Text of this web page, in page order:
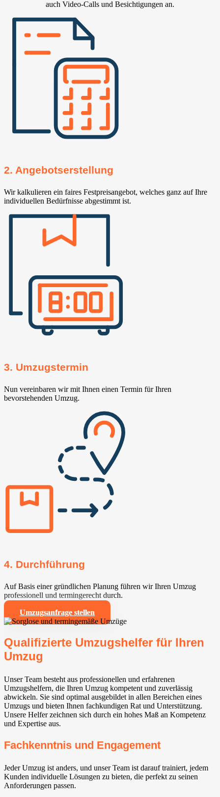
auch Video-Calls und Besichtigungen an.
2. Angebotserstellung
Wir kalkulieren ein faires Festpreisangebot, welches ganz auf Ihre
individuellen Bedürfnisse abgestimmt ist.
3. Umzugstermin
Nun vereinbaren wir mit Ihnen einen Termin für Ihren
bevorstehenden Umzug.
4. Durchführung
Auf Basis einer gründlichen Planung führen wir Ihren Umzug
professionell und termingerecht durch.
Umzugsanfrage stellen
Qualifizierte Umzugshelfer für Ihren
Umzug
Unser Team besteht aus professionellen und erfahrenen
Umzugshelfern, die Ihren Umzug kompetent und zuverlässig
abwickeln. Sie sind optimal ausgebildet in allen Bereichen eines
Umzugs und bieten Ihnen fachkundigen Rat und Unterstützung.
Unsere Helfer zeichnen sich durch ein hohes Maß an Kompetenz
und Expertise aus.
Fachkenntnis und Engagement
Jeder Umzug ist anders, und unser Team ist darauf trainiert, jedem
Kunden individuelle Lösungen zu bieten, die perfekt zu seinen
Anforderungen passen.